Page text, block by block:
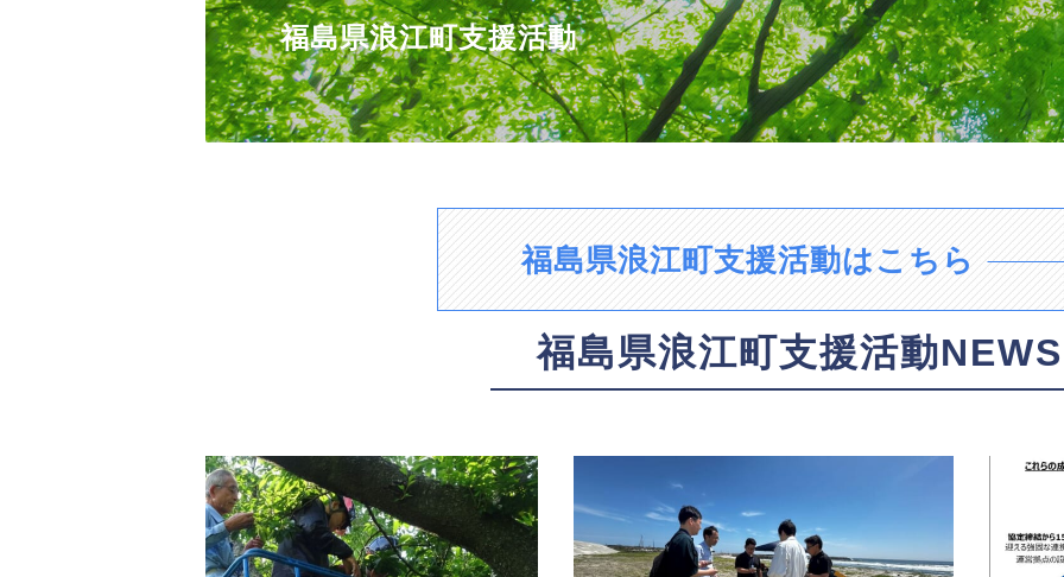
福島県浪江町支援活動
福島県浪江町支援活動はこちら
福島県浪江町支援活動NEWS